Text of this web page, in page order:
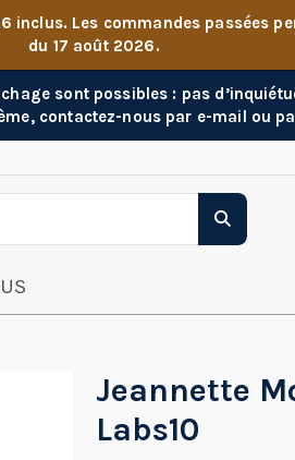
inclus. Les commandes passées
du 17 août 2026.
sont possibles : pas
contactez-nous par e-mail ou
Jeannette
Labs10